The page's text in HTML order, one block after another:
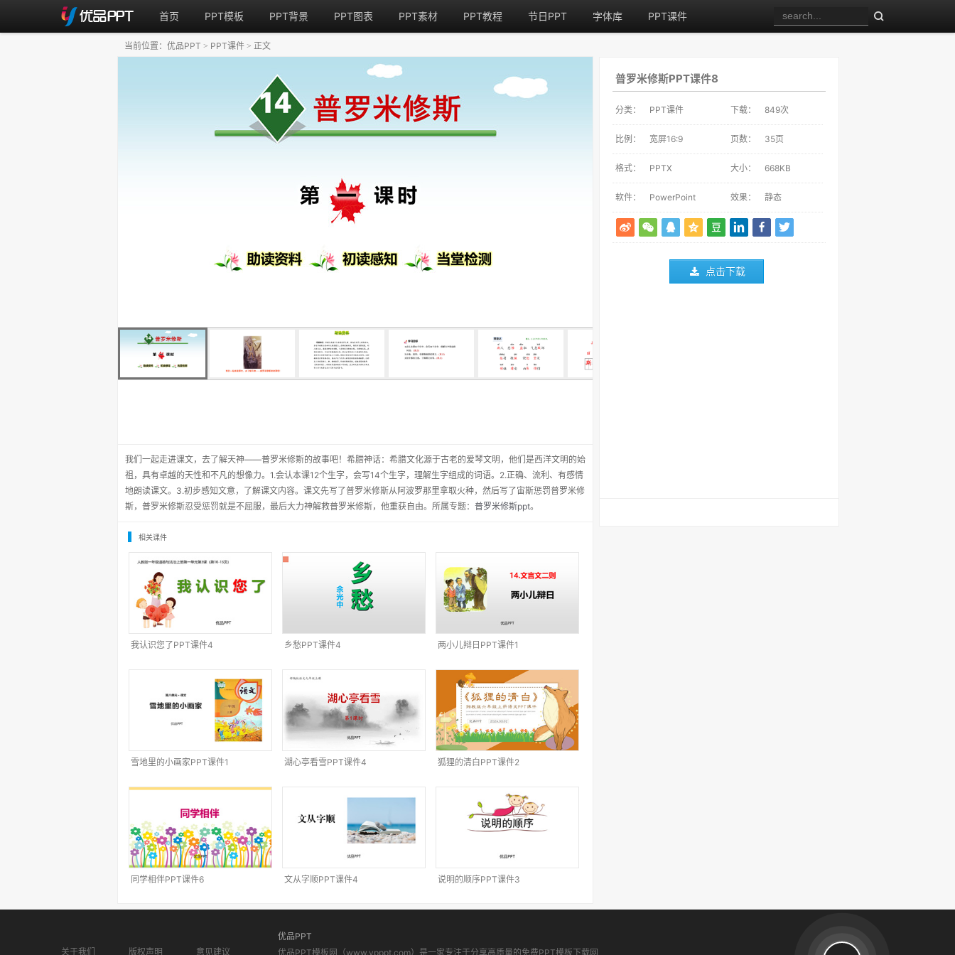
首页 PPT模板 PPT背景 PPT图表 PPT素材 PPT教程 节日PPT 字体库 PPT课件
普罗米修斯PPT课件8
分类： PPT课件 下载： 849次
比例： 宽屏16:9 页数： 35页
格式： PPTX 大小： 668KB
软件： PowerPoint 效果： 静态
点击下载
我们一起走进课文，去了解天神——普罗米修斯的故事吧！希腊神话：希腊文化源于古老的爱琴文明，他们是西洋文明的始
祖，具有卓越的天性和不凡的想像力。1.会认本课12个生字，会写14个生字，理解生字组成的词语。2.正确、流利、有感情
地朗读课文。3.初步感知文意，了解课文内容。课文先写了普罗米修斯从阿波罗那里拿取火种，然后写了宙斯惩罚普罗米修
斯，普罗米修斯忍受惩罚就是不屈服，最后大力神解救普罗米修斯，他重获自由。所属专题： 普罗米修斯ppt。
当前位置： 优品PPT > PPT课件 > 正文
相关课件
我认识您了PPT课件4 乡愁PPT课件4 两小儿辩日PPT课件1
雪地里的小画家PPT课件1 湖心亭看雪PPT课件4 狐狸的清白PPT课件2
同学相伴PPT课件6 文从字顺PPT课件4 说明的顺序PPT课件3
关于我们 版权声明 意见建议
优品PPT
优品PPT模板网（www.ypppt.com）是一家专注于分享高质量的免费PPT模板下载网